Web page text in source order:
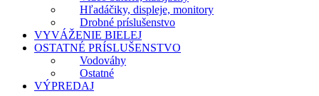
Hľadáčiky, displeje, monitory
Drobné príslušenstvo
VYVÁŽENIE BIELEJ
OSTATNÉ PRÍSLUŠENSTVO
Vodováhy
Ostatné
VÝPREDAJ